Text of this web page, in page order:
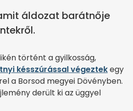
áldozat barátnője
történt a gyilkosság,
késszúrással végeztekegy
a Borsod megyei Dövényben.
derült ki az üggyel